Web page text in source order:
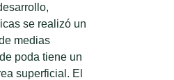
se realizó un
medias
poda tiene un
superficial. El